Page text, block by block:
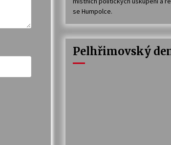
se Humpolce.
Pelhřimovský